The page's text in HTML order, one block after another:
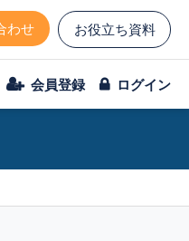
わせ お役立ち資料
会員登録 ログイン